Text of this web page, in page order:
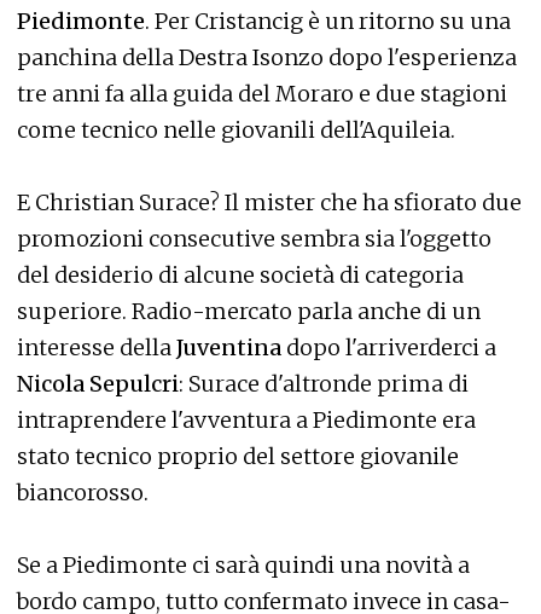
Piedimonte. Per Cristancig è un ritorno su una
panchina della Destra Isonzo dopo l'esperienza
tre anni fa alla guida del Moraro e due stagioni
come tecnico nelle giovanili dell'Aquileia.
E Christian Surace? Il mister che ha sfiorato due
promozioni consecutive sembra sia l'oggetto
del desiderio di alcune società di categoria
superiore. Radio-mercato parla anche di un
interesse dellaJuventina dopo l'arriverderci a
Nicola Sepulcri: Surace d'altronde prima di
intraprendere l'avventura a Piedimonte era
stato tecnico proprio del settore giovanile
biancorosso.
Se a Piedimonte ci sarà quindi una novità a
bordo campo, tutto confermato invece in casa-